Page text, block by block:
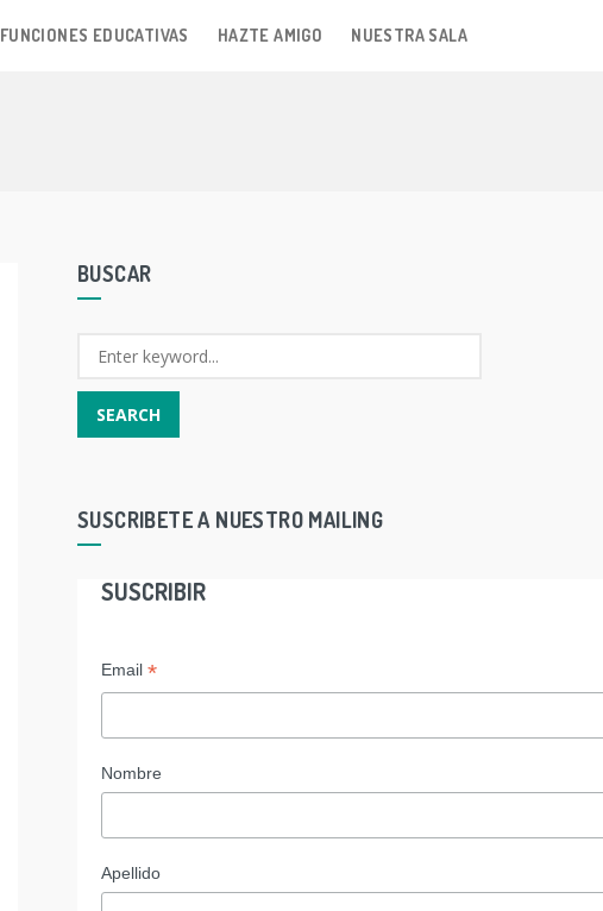
FUNCIONES EDUCATIVAS HAZTE AMIGO NUESTRA SALA
BUSCAR
SUSCRIBETE A NUESTRO MAILING
SUSCRIBIR
Email *
Nombre
Apellido